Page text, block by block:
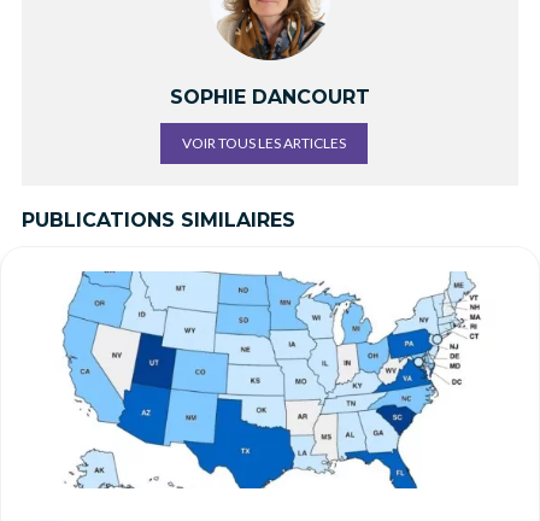
SOPHIE DANCOURT
VOIR TOUS LES ARTICLES
PUBLICATIONS SIMILAIRES